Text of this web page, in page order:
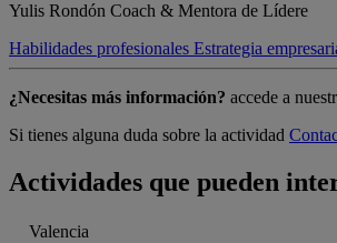
Yulis Rondón Coach & Mentora de Lídere
Habilidades profesionales Estrategia
¿Necesitas más información? accede a
Si tienes alguna duda sobre la actividad
Actividades que pueden
Valencia